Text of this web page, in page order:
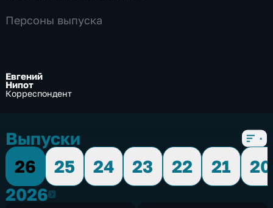
Персоны выпуска
Евгений
Нипот
Корреспондент
Выпуски
26
25 24 23 22 21
20
20262026